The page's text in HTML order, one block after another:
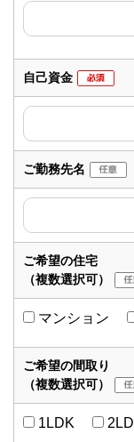
自己資金
ご勤務先名
ご希望の住宅
（複数選択可）
マンション
ご希望の間取り
（複数選択可）
1LDK